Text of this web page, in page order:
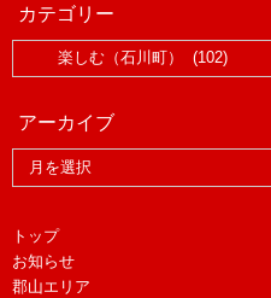
カテゴリー
アーカイブ
トップ
お知らせ
郡山エリア